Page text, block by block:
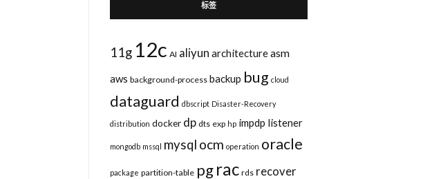
标签
11g 12c AI aliyun architectureasm
aws background-process backup bug cloud
dataguard dbscript Disaster-Recovery
distribution docker dp dts exp hp impdp listener
mongodb mssql mysql ocm operation oracle
package partition-table pgrac rds recover